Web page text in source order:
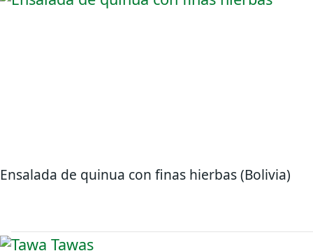
Ensalada de quinua con finas hierbas (Bolivia)